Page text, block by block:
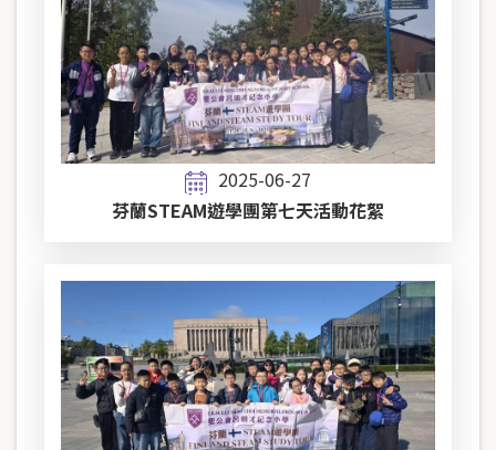
2025-06-27
芬蘭STEAM遊學團第七天活動花絮